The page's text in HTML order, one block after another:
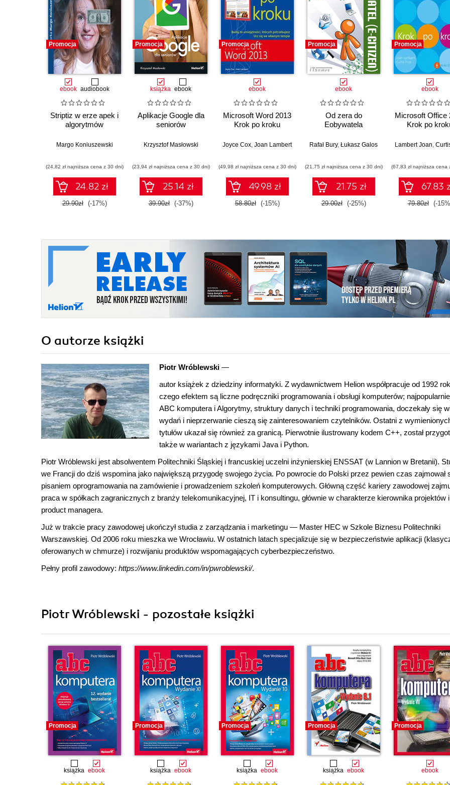
Promocja
ebook audiobook
Striptiz w erze apek i
algorytmów
Margo Koniuszewski
(24,82 zł najniższa cena z 30 dni)
24.82 zł
29.90zł (-17%)
Promocja
książka ebook
Aplikacje Google dla
seniorów
Krzysztof Masłowski
(23,94 zł najniższa cena z 30 dni)
25.14 zł
39.90zł (-37%)
Promocja
ebook
Microsoft Word 2013
Krok po kroku
Joyce Cox, Joan Lambert
(49,98 zł najniższa cena z 30 dni)
49.98 zł
58.80zł (-15%)
Promocja
ebook
Od zera do
Eobywatela
Rafał Bury, Łukasz Galos
(21,75 zł najniższa cena z 30 dni)
21.75 zł
29.00zł (-25%)
Promocja
ebook
Microsoft Office
Krok po
Lambert Joan,
(67,83 zł najniższa cena
67.83
79.80zł (-
O autorze książki
Piotr Wróblewski —
autor książek z dziedziny informatyki. Z wydawnictwem Helion współpracuje od 1992
czego efektem są liczne podręczniki programowania i obsługi komputerów;
ABC komputera i Algorytmy, struktury danych i techniki programowania, doczekały się
wydań i nieprzerwanie cieszą się zainteresowaniem czytelników. Ostatni z
tytułów ukazał się również za granicą. Pierwotnie ilustrowany kodem C++, został
także w wariantach z językami Java i Python.
Piotr Wróblewski jest absolwentem Politechniki Śląskiej i francuskiej uczelni inżynierskiej ENSSAT (w Lannion w Bretanii).
we Francji do dziś wspomina jako największą przygodę swojego życia. Po powrocie do Polski przez pewien czas zajmował
pisaniem oprogramowania na zamówienie i prowadzeniem szkoleń komputerowych. Główną część kariery zawodowej
praca w spółkach zagranicznych z branży telekomunikacyjnej, IT i konsultingu, głównie w charakterze kierownika projektów i
product managera.
Już w trakcie pracy zawodowej ukończył studia z zarządzania i marketingu ― Master HEC w Szkole Biznesu Politechniki
Warszawskiej. Od 2006 roku mieszka we Wrocławiu. W ostatnich latach specjalizuje się w bezpieczeństwie aplikacji
oferowanych w chmurze) i rozwijaniu produktów wspomagających cyberbezpieczeństwo.
Pełny profil zawodowy: https://www.linkedin.com/in/pwroblewski/.
Piotr Wróblewski - pozostałe książki
Promocja
książka ebook
Promocja
książka ebook
Promocja
książka ebook
Promocja
książka ebook
Promocja
ebook